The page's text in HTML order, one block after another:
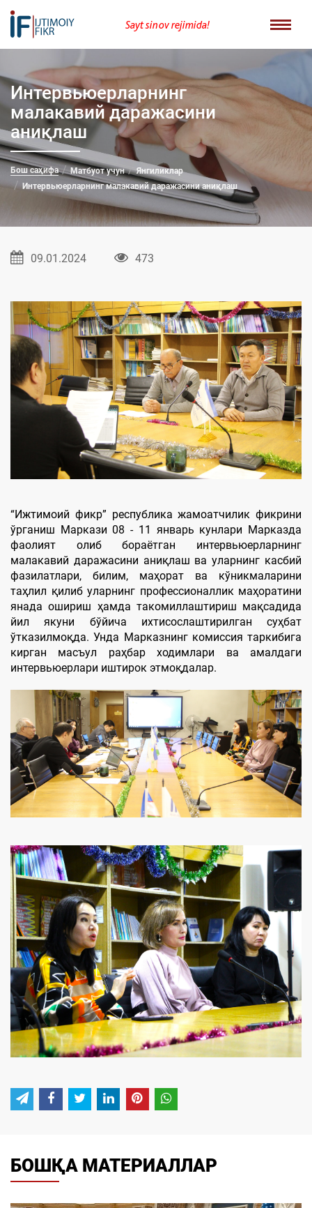
Sayt sinov rejimida!
Интервьюерларнинг
малакавий даражасини
аниқлаш
Бош саҳифа Матбуот учун
Янгиликлар
Интервьюерларнинг малакавий даражасини аниқлаш
09.01.2024 473
“Ижтимоий фикр” республика жамоатчилик фикрини
ўрганиш Маркази 08 - 11 январь кунлари Марказда
фаолият олиб бораётган интервьюерларнинг
малакавий даражасини аниқлаш ва уларнинг касбий
фазилатлари, билим, маҳорат ва кўникмаларини
таҳлил қилиб уларнинг профессионаллик маҳоратини
янада ошириш ҳамда такомиллаштириш мақсадида
йил якуни бўйича ихтисослаштирилган суҳбат
ўтказилмоқда. Унда Марказнинг комиссия таркибига
кирган масъул раҳбар ходимлари ва амалдаги
интервьюерлари иштирок этмоқдалар.
БОШҚА МАТЕРИАЛЛАР